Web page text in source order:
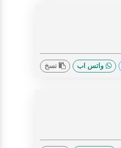
واتس اب نسخ